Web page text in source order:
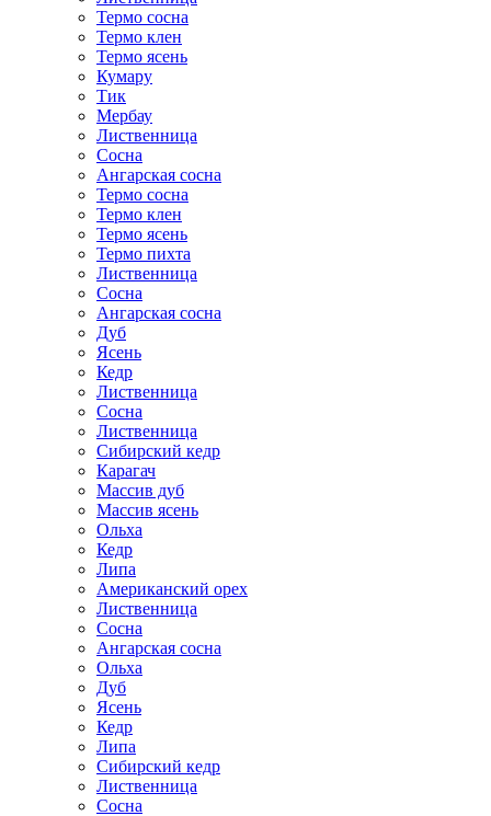
Термо сосна
Термо клен
Термо ясень
Кумару
Тик
Мербау
Лиственница
Сосна
Ангарская сосна
Термо сосна
Термо клен
Термо ясень
Термо пихта
Лиственница
Сосна
Ангарская сосна
Дуб
Ясень
Кедр
Лиственница
Сосна
Лиственница
Сибирский кедр
Карагач
Массив дуб
Массив ясень
Ольха
Кедр
Липа
Американский орех
Лиственница
Сосна
Ангарская сосна
Ольха
Дуб
Ясень
Кедр
Липа
Сибирский кедр
Лиственница
Сосна